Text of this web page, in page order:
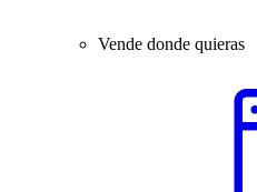
Vende donde quieras